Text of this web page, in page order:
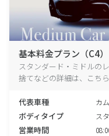
基本料金プラン（C4）
スタンダード・ミドルの
捨てなどの詳細は、こち
代表車種 カ
ボディタイプ ス
営業時間